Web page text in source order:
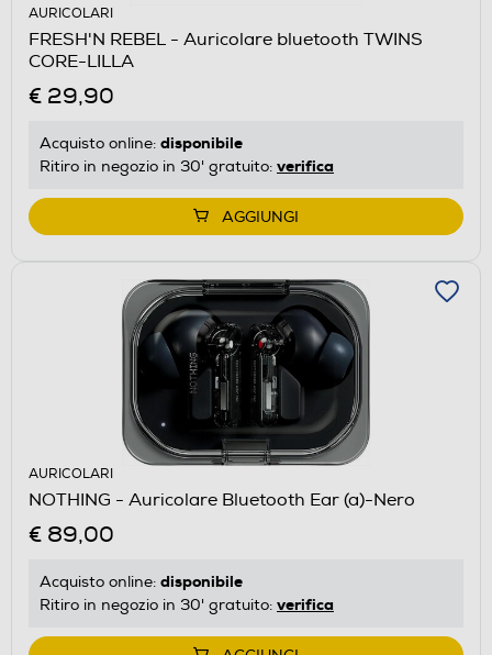
AURICOLARI
FRESH'N REBEL - Auricolare bluetooth TWINS
CORE-LILLA
€ 29,90
Acquisto online: disponibile
Ritiro in negozio in 30' gratuito: verifica
AGGIUNGI
AURICOLARI
NOTHING - Auricolare Bluetooth Ear (a)-Nero
€ 89,00
Acquisto online: disponibile
Ritiro in negozio in 30' gratuito: verifica